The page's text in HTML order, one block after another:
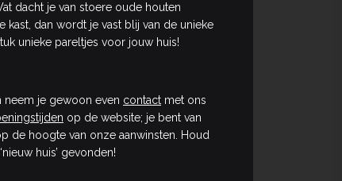
dacht je van stoere oude houten
kast, dan wordt je vast blij van de unieke
unieke pareltjes voor jouw huis!
neem je gewoon even contact met ons
op de website; je bent van
de hoogte van onze aanwinsten. Houd
huis’ gevonden!